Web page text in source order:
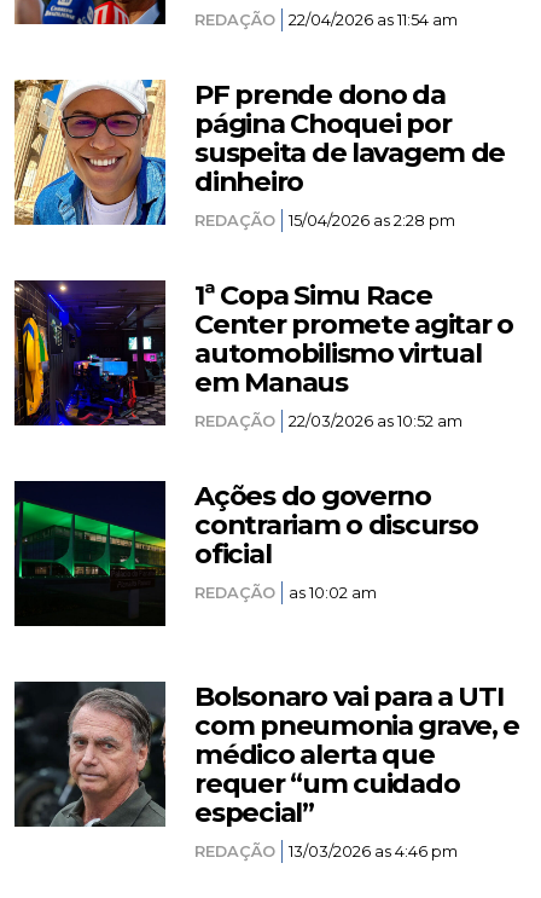
REDAÇÃO 22/04/2026 as 11:54 am
PF prende dono da
página Choquei por
suspeita de lavagem de
dinheiro
REDAÇÃO 15/04/2026 as 2:28 pm
1ª Copa Simu Race
Center promete agitar o
automobilismo virtual
em Manaus
REDAÇÃO 22/03/2026 as 10:52 am
Ações do governo
contrariam o discurso
oficial
REDAÇÃO as 10:02 am
Bolsonaro vai para a UTI
com pneumonia grave, e
médico alerta que
requer “um cuidado
especial”
REDAÇÃO 13/03/2026 as 4:46 pm